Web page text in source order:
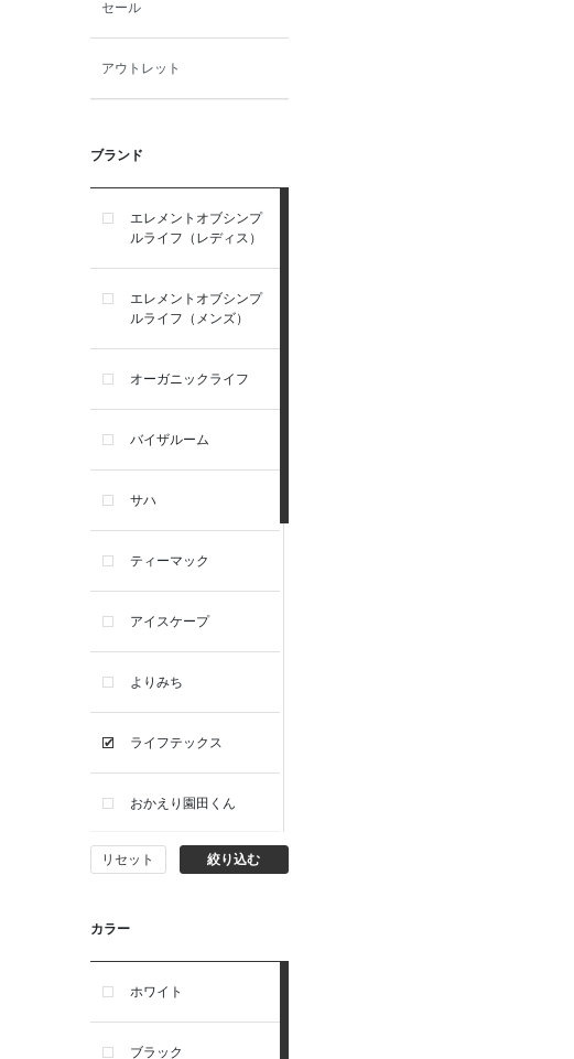
セール
アウトレット
ブランド
エレメントオブシンプ
ルライフ（レディス）
エレメントオブシンプ
ルライフ（メンズ）
オーガニックライフ
バイザルーム
サハ
ティーマック
アイスケープ
よりみち
ライフテックス
おかえり園田くん
ビー・エー・ジー
ミスエディコレクショ
リセット 絞り込む
カラー
ホワイト
ブラック